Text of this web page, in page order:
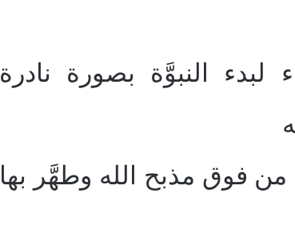
النبوَّة بصورة نادرة
فوق مذبح الله وطهَّر بها